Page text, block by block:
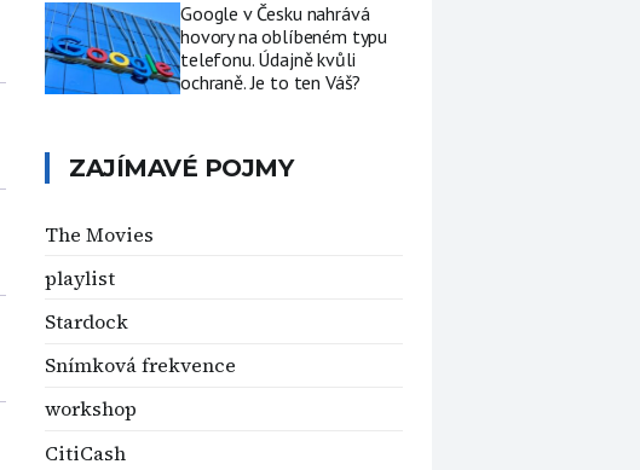
Google v Česku nahrává
hovory na oblíbeném typu
telefonu. Údajně kvůli
ochraně. Je to ten Váš?
ZAJÍMAVÉ POJMY
The Movies
playlist
Stardock
Snímková frekvence
workshop
CitiCash